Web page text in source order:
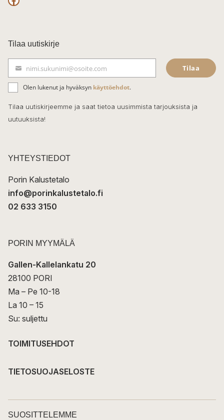
F
c
e
b
o
o
k
Tilaa uutiskirje
ä
h
k
t
nimi.sukunimi@osoite.com Tilaa
Olen lukenut ja hyväksyn käyttöehdot.
Tilaa uutiskirjeemme ja saat tietoa uusimmista tarjouksista ja
uutuuksista!
YHTEYSTIEDOT
Porin Kalustetalo
info@porinkalustetalo.fi
02 633 3150
PORIN MYYMÄLÄ
Gallen-Kallelankatu 20
28100 PORI
Ma – Pe 10-18
La 10 – 15
Su: suljettu
TOIMITUSEHDOT
TIETOSUOJASELOSTE
SUOSITTELEMME